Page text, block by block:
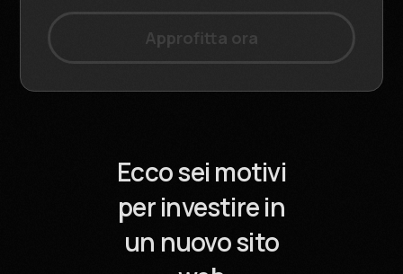
Approfitta ora
Ecco sei motivi
per investire in
un nuovo sito